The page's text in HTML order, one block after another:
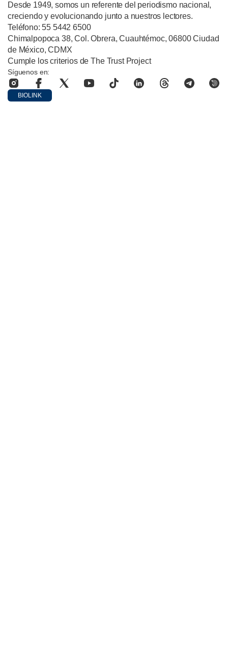
Desde 1949, somos un referente del periodismo nacional,
creciendo y evolucionando junto a nuestros lectores.
Teléfono: 55 5442 6500
Chimalpopoca 38, Col. Obrera, Cuauhtémoc, 06800 Ciudad
de México, CDMX
Cumple los criterios de The Trust Project
Síguenos en:
BIOLINK